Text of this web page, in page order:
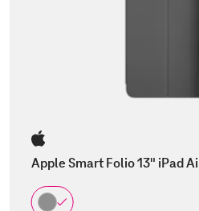
Apple Smart Folio 13" iPad